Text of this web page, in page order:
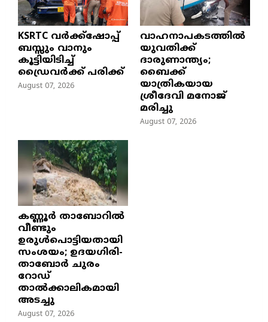
KSRTC വർക്ക്ഷോപ്പ്
ബസ്സും വാനും
കൂട്ടിയിടിച്ച്
ഡ്രൈവർക്ക് പരിക്ക്
August 07, 2026
വാഹനാപകടത്തിൽ
യുവതിക്ക്
ദാരുണാന്ത്യം;
ബൈക്ക്
യാത്രികയായ
ശ്രീദേവി മനോജ്
മരിച്ചു
August 07, 2026
കണ്ണൂർ താബോറിൽ
വീണ്ടും
ഉരുൾപൊട്ടിയതായി
സംശയം; ഉദയഗിരി-
താബോർ ചുരം
റോഡ്
താൽക്കാലികമായി
അടച്ചു
August 07, 2026